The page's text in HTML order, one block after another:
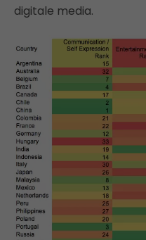
digitale media.